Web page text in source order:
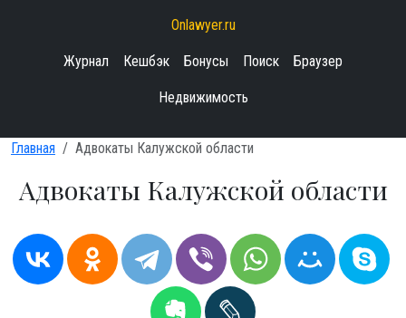
Onlawyer.ru
Журнал Кешбэк Бонусы Поиск Браузер
Недвижимость
Главная Адвокаты Калужской области
Адвокаты Калужской области